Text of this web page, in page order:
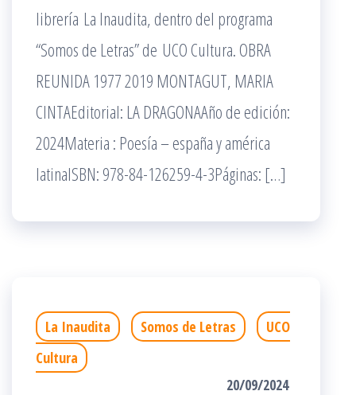
librería La Inaudita, dentro del programa
“Somos de Letras” de UCO Cultura. OBRA
REUNIDA 1977 2019 MONTAGUT, MARIA
CINTAEditorial: LA DRAGONAAño de edición:
2024Materia : Poesía – españa y américa
latinaISBN: 978-84-126259-4-3Páginas: […]
La Inaudita Somos de Letras
UCO
Cultura
20/09/2024